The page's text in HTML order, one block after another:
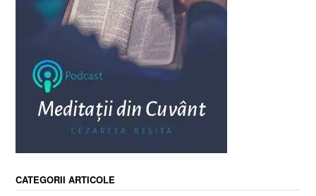
CATEGORII ARTICOLE